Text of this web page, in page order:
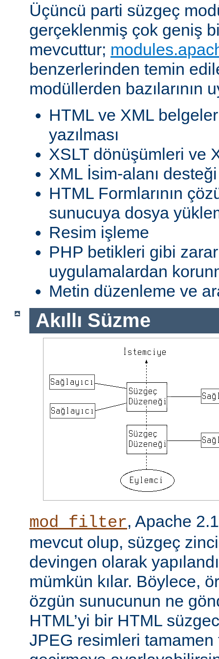
Üçüncü parti süzgeç
gerçeklenmiş çok geniş
mevcuttur;
benzerlerinden temin
modüllerden bazılarının
HTML ve XML
yazılması
XSLT dönüşümleri ve
XML İsim-alanı desteği
HTML Formlarının
sunucuya dosya
Resim işleme
PHP betikleri gibi
uygulamalardan
Metin düzenleme ve
Akıllı Süzme
mod_filter, Apache
mevcut olup, süzgeç
devingen olarak
mümkün kılar. Böylece,
özgün sunucunun ne
HTML’yi bir HTML
JPEG resimleri tamamen